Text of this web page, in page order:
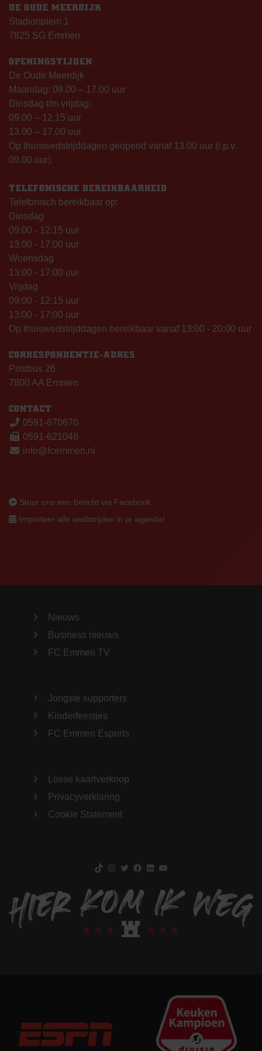
DE OUDE MEERDIJK
Stadionplein 1
7825 SG Emmen
OPENINGSTIJDEN
De Oude Meerdijk
Maandag: 09.00 – 17.00 uur
Dinsdag t/m vrijdag:
09.00 – 12.15 uur
13.00 – 17.00 uur
Op thuiswedstrijddagen geopend vanaf 13.00 uur (i.p.v.
09.00 uur).
TELEFONISCHE BEREIKBAARHEID
Telefonisch bereikbaar op:
Dinsdag
09:00 - 12:15 uur
13:00 - 17:00 uur
Woensdag
13:00 - 17:00 uur
Vrijdag
09:00 - 12:15 uur
13:00 - 17:00 uur
Op thuiswedstrijddagen bereikbaar vanaf 13:00 - 20:00 uur
CORRESPONDENTIE-ADRES
Postbus 26
7800 AA Emmen
CONTACT
0591-670670
0591-621048
info@fcemmen.nl
Stuur ons een bericht via Facebook
Importeer alle wedstrijden in je agenda!
Nieuws
Business nieuws
FC Emmen TV
Jongste supporters
Kinderfeestjes
FC Emmen Esports
Losse kaartverkoop
Privacyverklaring
Cookie Statement